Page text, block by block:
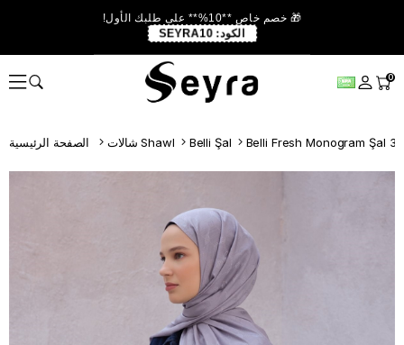
🎁 خصم خاص **10%** على طلبك الأول!
الكود: SEYRA10
0
شالات Shawl Belli Şal Belli Fresh Monogram Şal 3